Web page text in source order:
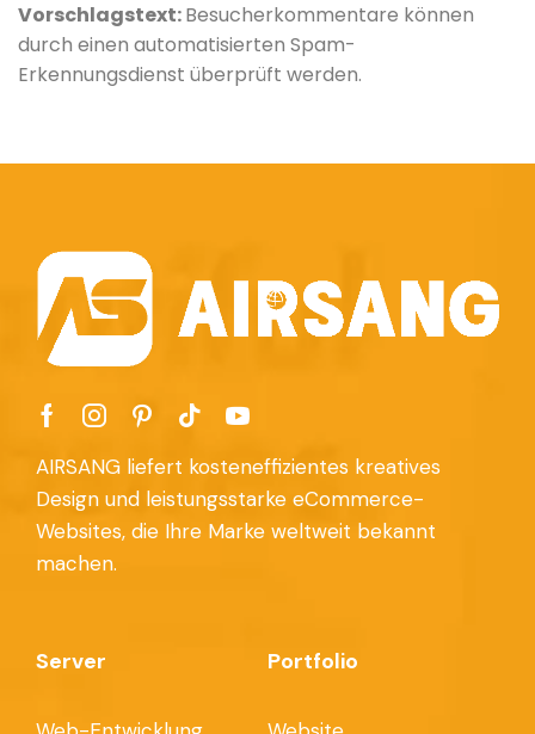
Vorschlagstext:Besucherkommentare können
durch einen automatisierten Spam-
Erkennungsdienst überprüft werden.
AIRSANG liefert kosteneffizientes kreatives
Design und leistungsstarke eCommerce-
Websites, die Ihre Marke weltweit bekannt
machen.
Server Portfolio